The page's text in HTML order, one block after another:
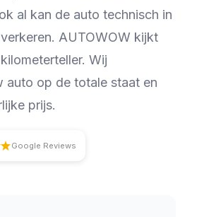
al kan de auto technisch in
AUTOWOW kijkt
Wij
auto op de totale staat en
prijs.
Google Reviews